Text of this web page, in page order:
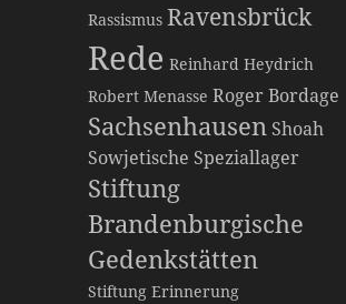
Rassismus Ravensbrück
Rede Reinhard Heydrich
Robert Menasse Roger Bordage
Sachsenhausen Shoah
Sowjetische Speziallager
Stiftung
Brandenburgische
Gedenkstätten
Stiftung Erinnerung